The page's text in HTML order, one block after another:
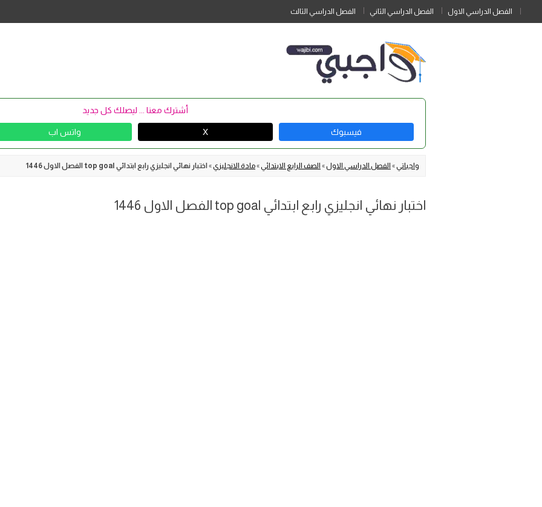
الفصل الدراسي الاول الفصل الدراسي الثاني الفصل الدراسي الثالث
أشترك معنا ... ليصلك كل جديد
فيسبوك X واتس اب
واجباتي » الفصل الدراسي الاول» الصف الرابع الابتدائي »مادة الانجليزي » اختبار نهائي انجليزي رابع ابتدائي top goal الفصل الاول 1446
اختبار نهائي انجليزي رابع ابتدائي top goal الفصل الاول 1446